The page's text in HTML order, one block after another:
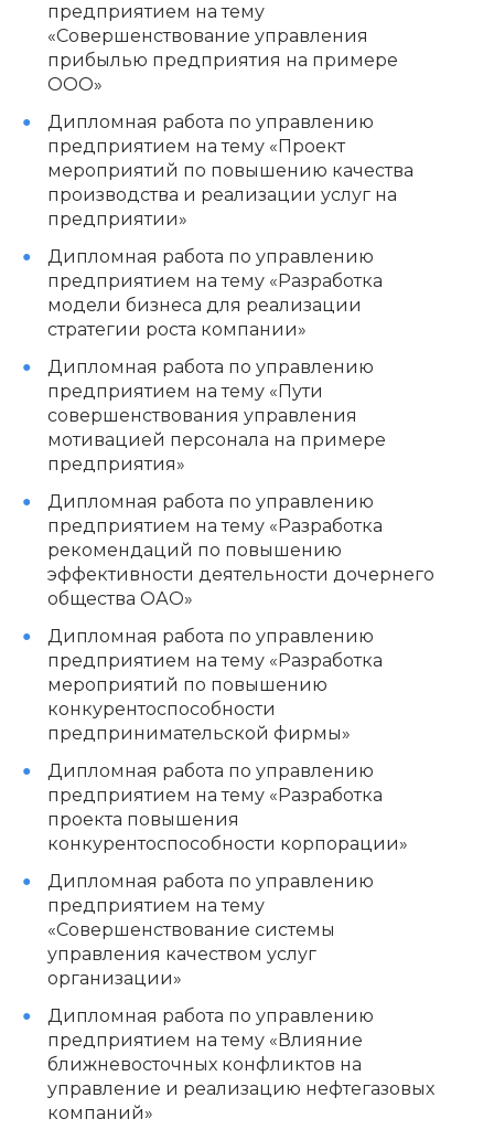
предприятием на тему
«Совершенствование управления
прибылью предприятия на примере
ООО»
Дипломная работа по управлению
предприятием на тему «Проект
мероприятий по повышению качества
производства и реализации услуг на
предприятии»
Дипломная работа по управлению
предприятием на тему «Разработка
модели бизнеса для реализации
стратегии роста компании»
Дипломная работа по управлению
предприятием на тему «Пути
совершенствования управления
мотивацией персонала на примере
предприятия»
Дипломная работа по управлению
предприятием на тему «Разработка
рекомендаций по повышению
эффективности деятельности дочернего
общества ОАО»
Дипломная работа по управлению
предприятием на тему «Разработка
мероприятий по повышению
конкурентоспособности
предпринимательской фирмы»
Дипломная работа по управлению
предприятием на тему «Разработка
проекта повышения
конкурентоспособности корпорации»
Дипломная работа по управлению
предприятием на тему
«Совершенствование системы
управления качеством услуг
организации»
Дипломная работа по управлению
предприятием на тему «Влияние
ближневосточных конфликтов на
управление и реализацию нефтегазовых
компаний»